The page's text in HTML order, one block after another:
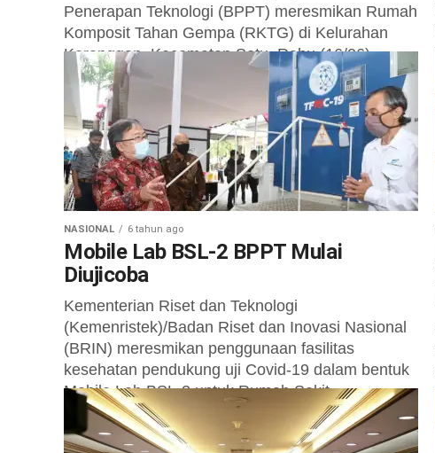
Penerapan Teknologi (BPPT) meresmikan Rumah
Komposit Tahan Gempa (RKTG) di Kelurahan
Keranggan, Kecamatan Setu, Rabu (16/06)....
NASIONAL 6 tahun ago
Mobile Lab BSL-2 BPPT Mulai
Diujicoba
Kementerian Riset dan Teknologi
(Kemenristek)/Badan Riset dan Inovasi Nasional
(BRIN) meresmikan penggunaan fasilitas
kesehatan pendukung uji Covid-19 dalam bentuk
Mobile Lab BSL-2 untuk Rumah Sakit
Mohammad...